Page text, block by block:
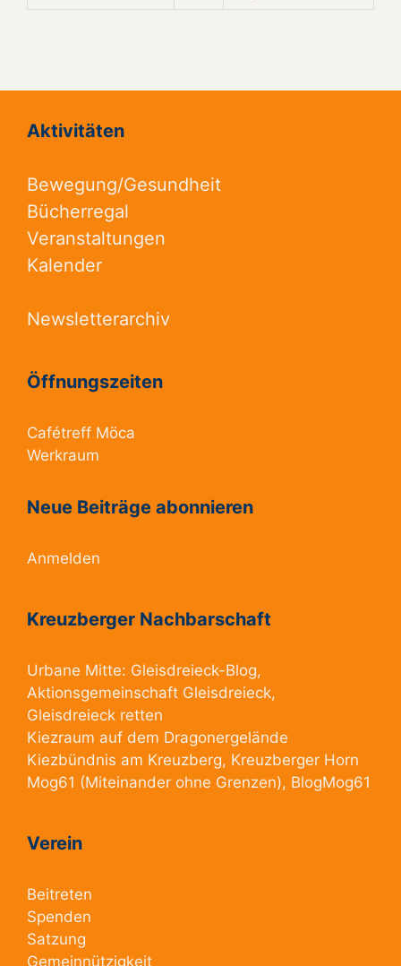
Aktivitäten
Bewegung/Gesundheit
Bücherregal
Veranstaltungen
Kalender
Newsletterarchiv
Öffnungszeiten
Cafétreff Möca
Werkraum
Neue Beiträge abonnieren
Anmelden
Kreuzberger Nachbarschaft
Urbane Mitte: Gleisdreieck-Blog,
Aktionsgemeinschaft Gleisdreieck,
Gleisdreieck retten
Kiezraum auf dem Dragonergelände
Kiezbündnis am Kreuzberg, Kreuzberger Horn
Mog61 (Miteinander ohne Grenzen), BlogMog61
Verein
Beitreten
Spenden
Satzung
Gemeinnützigkeit